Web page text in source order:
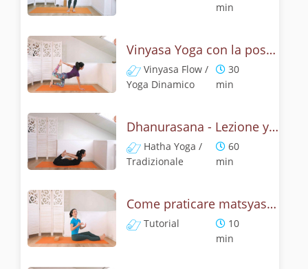
min
Vinyasa Yoga con la posizione dell' arco - Dhanurasana Flow
Vinyasa Flow /
Yoga Dinamico
30
min
Dhanurasana - Lezione yoga con la storia dell'arco
Hatha Yoga /
Tradizionale
60
min
Come praticare matsyasana, la posizione del pesce? Tutorial
Tutorial
10
min